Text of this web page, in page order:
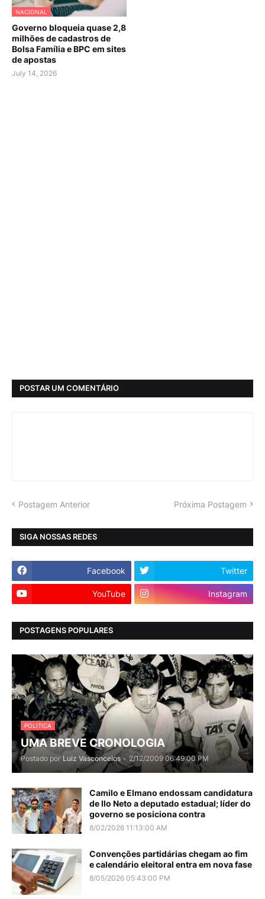
NACIONAL
Governo bloqueia quase 2,8
milhões de cadastros de
Bolsa Família e BPC em sites
de apostas
July 14, 2026
POSTAR UM COMENTÁRIO
Postagem Anterior Próxima Postagem
SIGA NOSSAS REDES
Facebook Twitter
YouTube Instagram
POSTAGENS POPULARES
POLITICA
UMA BREVE CRONOLOGIA
Postado por Luiz Vasconcelos - 2/12/2009 06:49:00 PM
Camilo e Elmano endossam candidatura
de Ilo Neto a deputado estadual; líder do
governo se posiciona contra
8/02/2026 11:13:00 AM
Convenções partidárias chegam ao fim
e calendário eleitoral entra em nova fase
8/05/2026 05:43:00 PM